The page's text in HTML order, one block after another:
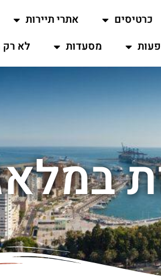
כרטיסים אתרי תיירות
מסעדות לא